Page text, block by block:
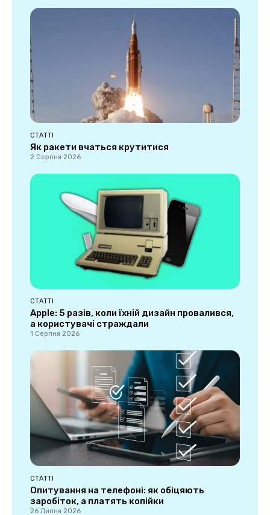
СТАТТІ
Як ракети вчаться крутитися
2 Серпня 2026
СТАТТІ
Apple: 5 разів, коли їхній дизайн провалився,
а користувачі страждали
1 Серпня 2026
СТАТТІ
Опитування на телефоні: як обіцяють
заробіток, а платять копійки
26 Липня 2026